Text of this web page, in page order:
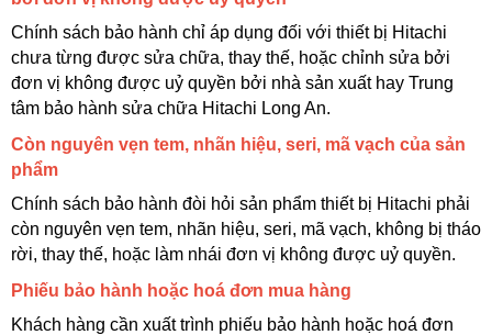
Chính sách bảo hành chỉ áp dụng đối với thiết bị Hitachi
chưa từng được sửa chữa, thay thế, hoặc chỉnh sửa bởi
đơn vị không được uỷ quyền bởi nhà sản xuất hay Trung
tâm bảo hành sửa chữa Hitachi Long An.
Còn nguyên vẹn tem, nhãn hiệu, seri, mã vạch của sản
phẩm
Chính sách bảo hành đòi hỏi sản phẩm thiết bị Hitachi phải
còn nguyên vẹn tem, nhãn hiệu, seri, mã vạch, không bị tháo
rời, thay thế, hoặc làm nhái đơn vị không được uỷ quyền.
Phiếu bảo hành hoặc hoá đơn mua hàng
Khách hàng cần xuất trình phiếu bảo hành hoặc hoá đơn